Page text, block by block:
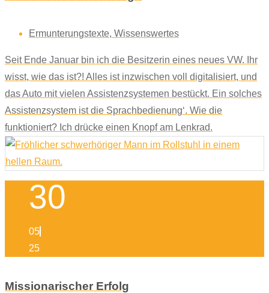
Ermunterungstexte, Wissenswertes
Seit Ende Januar bin ich die Besitzerin eines neues VW. Ihr
wisst, wie das ist?! Alles ist inzwischen voll digitalisiert, und
das Auto mit vielen Assistenzsystemen bestückt. Ein solches
Assistenzsystem ist die Sprachbedienung‘. Wie die
funktioniert? Ich drücke einen Knopf am Lenkrad.
30
05
25
Missionarischer Erfolg